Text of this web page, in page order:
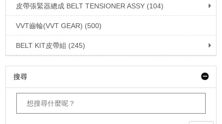
皮帶張緊器總成 BELT TENSIONER ASSY (104)
VVT齒輪(VVT GEAR) (500)
BELT KIT皮帶組 (245)
搜尋